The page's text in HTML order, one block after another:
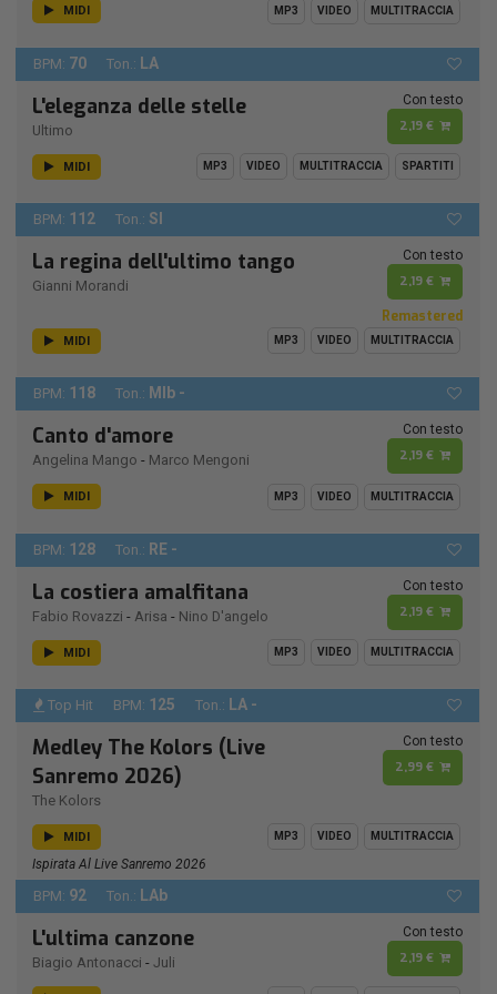
MIDI MP3 VIDEO MULTITRACCIA
BPM: 70 Ton.: LA
L'eleganza delle stelle
Ultimo
Con testo
2,19 €
MIDI MP3 VIDEO MULTITRACCIA SPARTITI
BPM: 112 Ton.: SI
La regina dell'ultimo tango
Gianni Morandi
Con testo
2,19 €
Remastered
MIDI MP3 VIDEO MULTITRACCIA
BPM: 118 Ton.: MIb -
Canto d'amore
Angelina Mango - Marco Mengoni
Con testo
2,19 €
MIDI MP3 VIDEO MULTITRACCIA
BPM: 128 Ton.: RE -
La costiera amalfitana
Fabio Rovazzi - Arisa - Nino D'angelo
Con testo
2,19 €
MIDI MP3 VIDEO MULTITRACCIA
Top Hit BPM: 125 Ton.: LA -
Medley The Kolors (Live
Sanremo 2026)
The Kolors
Con testo
2,99 €
MIDI MP3 VIDEO MULTITRACCIA
Ispirata Al Live Sanremo 2026
BPM: 92 Ton.: LAb
L'ultima canzone
Biagio Antonacci - Juli
Con testo
2,19 €